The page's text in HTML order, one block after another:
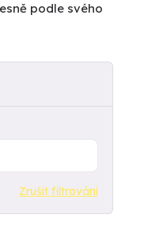
podle svého
Zrušit filtrování